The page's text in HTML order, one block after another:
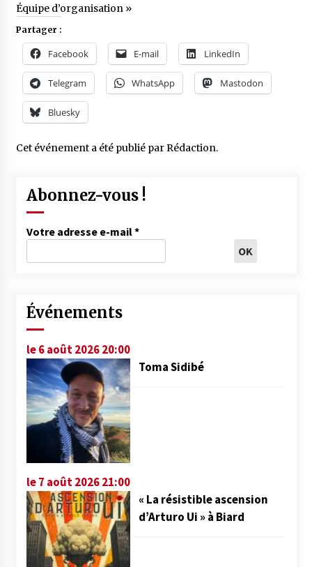
Équipe d’organisation »
Partager :
Facebook E-mail LinkedIn
Telegram WhatsApp Mastodon
Bluesky
Cet événement a été publié parRédaction.
Abonnez-vous !
Votre adresse e-mail*
Événements
le 6 août 2026 20:00
Toma Sidibé
le 7 août 2026 21:00
« La résistible ascension
d’Arturo Ui » à Biard